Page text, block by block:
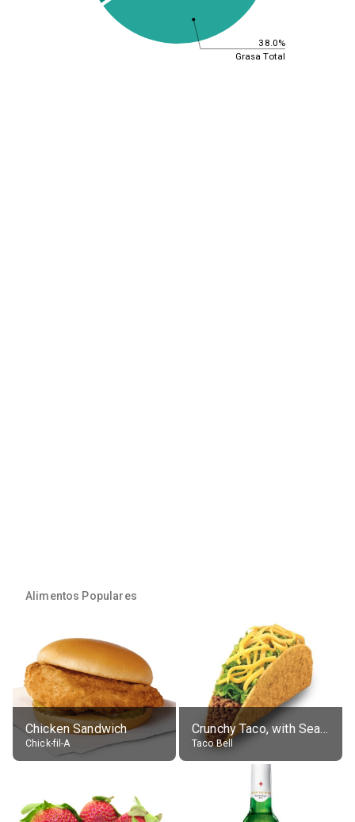
38.0%
Grasa Total
Alimentos Populares
Chicken Sandwich
Chick-fil-A
Crunchy Taco, with Seasoned Beef
Taco Bell